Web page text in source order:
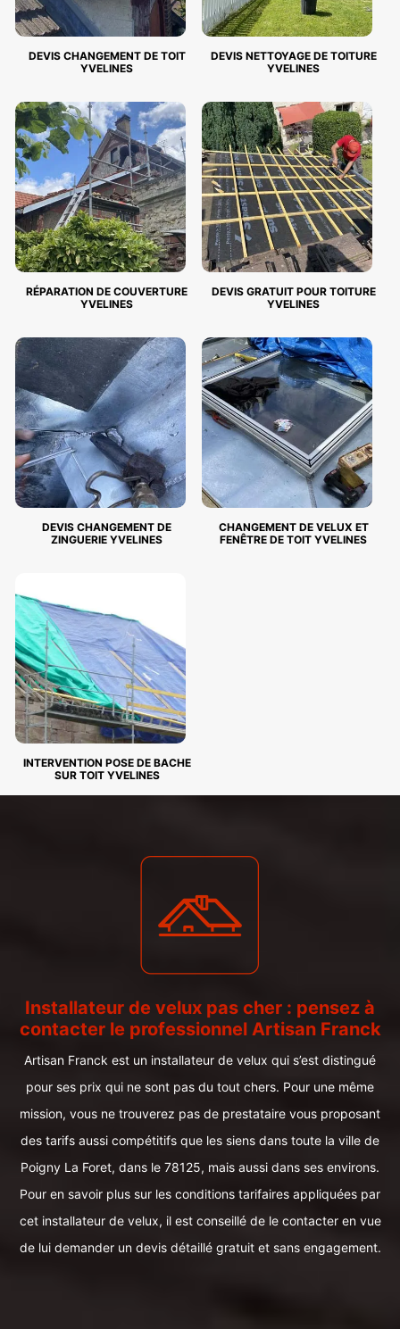
DEVIS CHANGEMENT DE TOIT
YVELINES
DEVIS NETTOYAGE DE TOITURE
YVELINES
RÉPARATION DE COUVERTURE
YVELINES
DEVIS GRATUIT POUR TOITURE
YVELINES
DEVIS CHANGEMENT DE
ZINGUERIE YVELINES
CHANGEMENT DE VELUX ET
FENÊTRE DE TOIT YVELINES
INTERVENTION POSE DE BACHE
SUR TOIT YVELINES
Installateur de velux pas cher : pensez à
contacter le professionnel Artisan Franck
Artisan Franck est un installateur de velux qui s’est distingué
pour ses prix qui ne sont pas du tout chers. Pour une même
mission, vous ne trouverez pas de prestataire vous proposant
des tarifs aussi compétitifs que les siens dans toute la ville de
Poigny La Foret, dans le 78125, mais aussi dans ses environs.
Pour en savoir plus sur les conditions tarifaires appliquées par
cet installateur de velux, il est conseillé de le contacter en vue
de lui demander un devis détaillé gratuit et sans engagement.